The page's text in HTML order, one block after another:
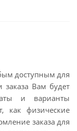
доступным для
Вам будет
и варианты
как физические
заказа для